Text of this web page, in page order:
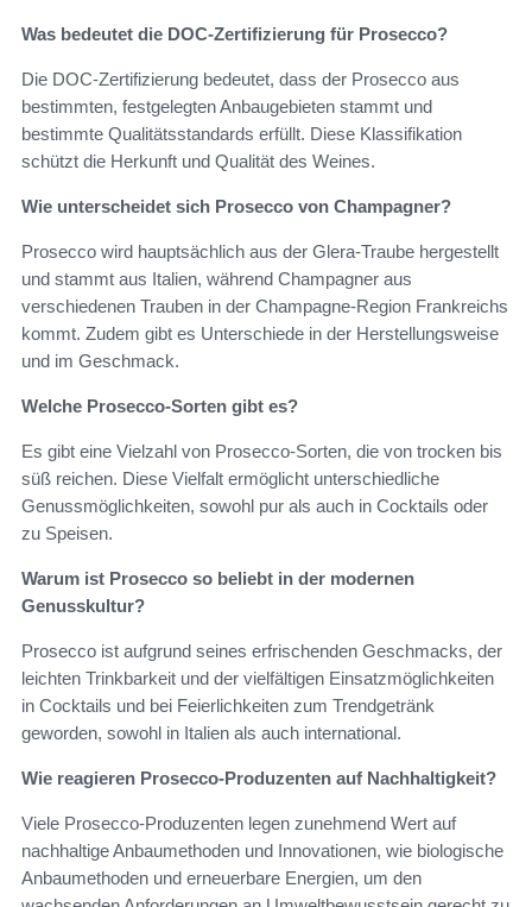
Was bedeutet die DOC-Zertifizierung für Prosecco?
Die DOC-Zertifizierung bedeutet, dass der Prosecco aus
bestimmten, festgelegten Anbaugebieten stammt und
bestimmte Qualitätsstandards erfüllt. Diese Klassifikation
schützt die Herkunft und Qualität des Weines.
Wie unterscheidet sich Prosecco von Champagner?
Prosecco wird hauptsächlich aus der Glera-Traube hergestellt
und stammt aus Italien, während Champagner aus
verschiedenen Trauben in der Champagne-Region Frankreichs
kommt. Zudem gibt es Unterschiede in der Herstellungsweise
und im Geschmack.
Welche Prosecco-Sorten gibt es?
Es gibt eine Vielzahl von Prosecco-Sorten, die von trocken bis
süß reichen. Diese Vielfalt ermöglicht unterschiedliche
Genussmöglichkeiten, sowohl pur als auch in Cocktails oder
zu Speisen.
Warum ist Prosecco so beliebt in der modernen
Genusskultur?
Prosecco ist aufgrund seines erfrischenden Geschmacks, der
leichten Trinkbarkeit und der vielfältigen Einsatzmöglichkeiten
in Cocktails und bei Feierlichkeiten zum Trendgetränk
geworden, sowohl in Italien als auch international.
Wie reagieren Prosecco-Produzenten auf Nachhaltigkeit?
Viele Prosecco-Produzenten legen zunehmend Wert auf
nachhaltige Anbaumethoden und Innovationen, wie biologische
Anbaumethoden und erneuerbare Energien, um den